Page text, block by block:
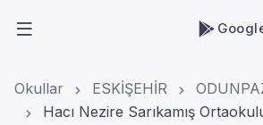
Okullar ESKİŞEHİR
Hacı Nezire Sarıkamış